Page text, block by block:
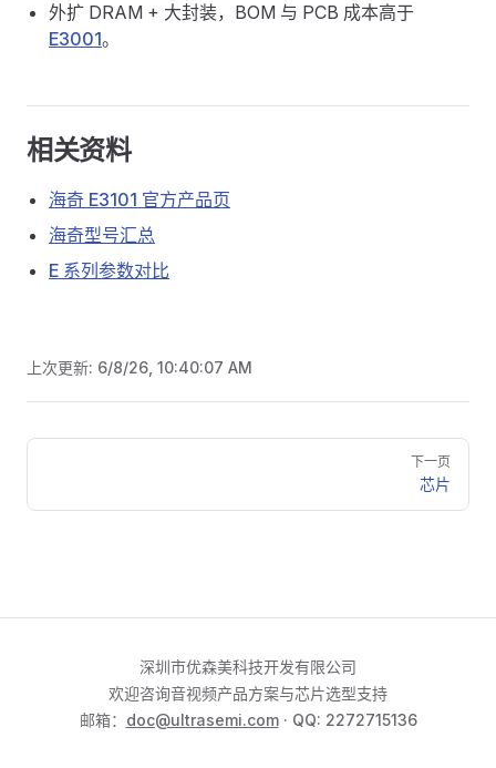
外扩 DRAM + 大封装，BOM 与 PCB 成本高于
E3001。
相关资料
海奇 E3101 官方产品页
海奇型号汇总
E 系列参数对比
上次更新: 6/8/26, 10:40:07 AM
Pager
下一页
芯片
深圳市优森美科技开发有限公司
欢迎咨询音视频产品方案与芯片选型支持
邮箱： doc@ultrasemi.com· QQ: 2272715136